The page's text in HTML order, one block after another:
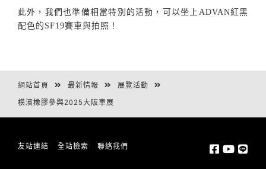
此外，我們也準備相當特別的活動，可以坐上 ADVAN紅黑
配色的 SF19賽車與拍照！
網站首頁 最新情報 展覽活動
橫濱橡膠參與2025大阪車展
友站連結 全站檢索 聯絡我們